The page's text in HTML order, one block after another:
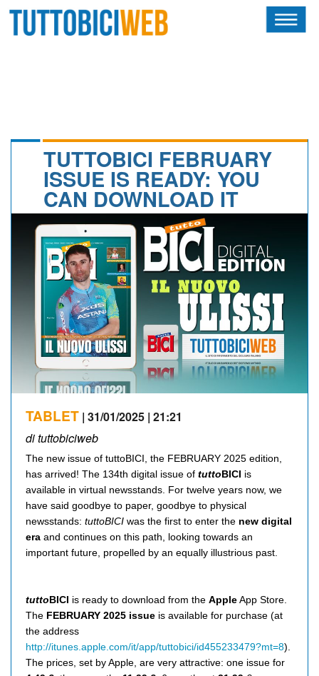
CALENDARIO
OSCAR
ALBI D'ORO
NEWSLETTER
TUTTOBICI FEBRUARY
ISSUE IS READY: YOU
CAN DOWNLOAD IT
TABLET | 31/01/2025 | 21:21
di tuttobiciweb
The new issue of tuttoBICI, the FEBRUARY 2025 edition,
has arrived! The 134th digital issue of tuttoBICI is
available in virtual newsstands. For twelve years now, we
have said goodbye to paper, goodbye to physical
newsstands: tuttoBICI was the first to enter the new digital
era and continues on this path, looking towards an
important future, propelled by an equally illustrious past.
tuttoBICI is ready to download from the AppleApp Store.
The FEBRUARY 2025 issue is available for purchase (at
the address
http://itunes.apple.com/it/app/tuttobici/id455233479?mt=8).
The prices, set by Apple, are very attractive: one issue for